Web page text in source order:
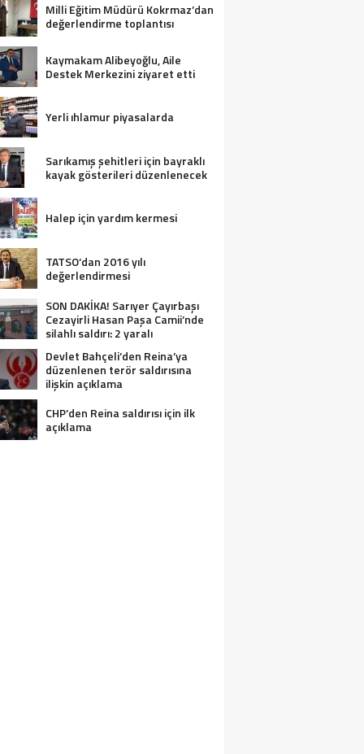
Milli Eğitim Müdürü Kokrmaz’dan
değerlendirme toplantısı
Kaymakam Alibeyoğlu, Aile
Destek Merkezini ziyaret etti
Yerli ıhlamur piyasalarda
Sarıkamış şehitleri için bayraklı
kayak gösterileri düzenlenecek
Halep için yardım kermesi
TATSO’dan 2016 yılı
değerlendirmesi
SON DAKİKA! Sarıyer Çayırbaşı
Cezayirli Hasan Paşa Camii’nde
silahlı saldırı: 2 yaralı
Devlet Bahçeli’den Reina’ya
düzenlenen terör saldırısına
ilişkin açıklama
CHP’den Reina saldırısı için ilk
açıklama